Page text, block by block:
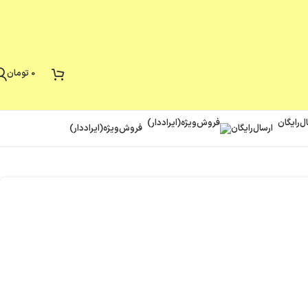
0 تومان
ارسال‌رایگان فروش‌ویژه(ایراد‌دار)